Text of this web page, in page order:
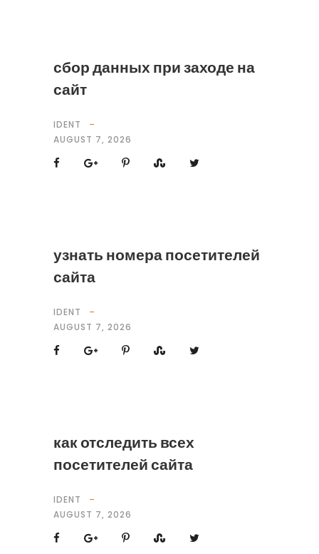
сбор данных при заходе на
сайт
IDENT
AUGUST 7, 2026
узнать номера посетителей
сайта
IDENT
AUGUST 7, 2026
как отследить всех
посетителей сайта
IDENT
AUGUST 7, 2026